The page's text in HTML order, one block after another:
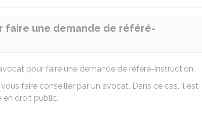
faire une demande de référé-
pour faire une demande de référé-instruction.
faire conseiller par un avocat. Dans ce cas, il est
en droit public.